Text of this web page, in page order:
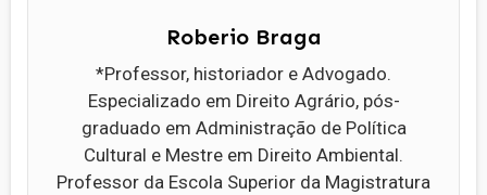
Roberio Braga
*Professor, historiador e Advogado.
Especializado em Direito Agrário, pós-
graduado em Administração de Política
Cultural e Mestre em Direito Ambiental.
Professor da Escola Superior da Magistratura